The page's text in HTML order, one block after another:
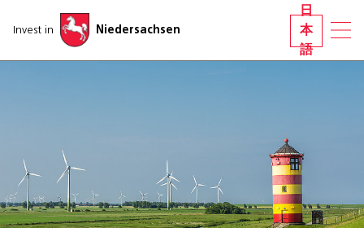
ナビゲーションをスキップする
Invest in Niedersachsen
日
本
語